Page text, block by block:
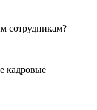
сотрудникам?
кадровые